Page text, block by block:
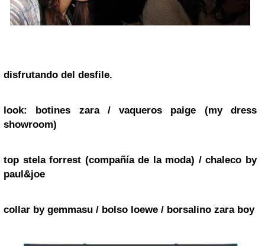
disfrutando del desfile.
look: botines zara/ vaqueros paige (my dress
showroom)
top stela forrest (compañía de la moda) / chaleco by
paul&joe
collar by gemmasu / bolso loewe / borsalino zara boy